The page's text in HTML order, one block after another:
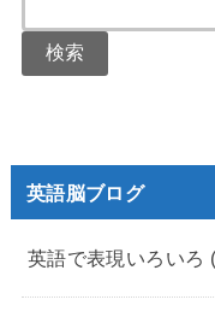
英語脳ブログ
英語で表現いろいろ